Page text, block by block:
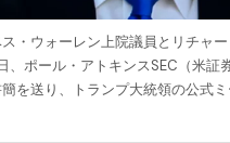
・ウォーレン上院議員とリチャ
、ポール・アトキンスSEC（米証
を送り、トランプ大統領の公式